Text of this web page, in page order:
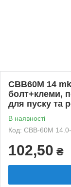
CBB60M 14
болт+клеми,
для пуску та
В наявності
Код: CBB-60M
102,50 ₴